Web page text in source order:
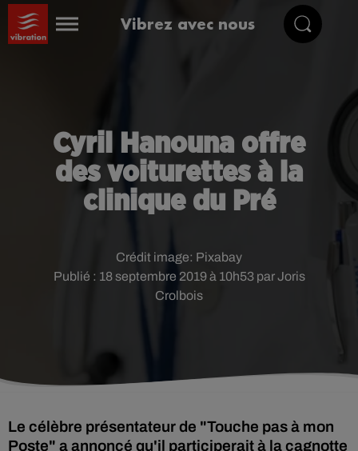
Vibrez avec nous
Cyril Hanouna offre
des voiturettes à la
clinique du Pré
Publié : 18 septembre 2019 à 10h53 par Joris
Crolbois
Crédit image: Pixabay
Le célèbre présentateur de "Touche pas à mon
Poste" a annoncé qu'il participerait à la cagnotte